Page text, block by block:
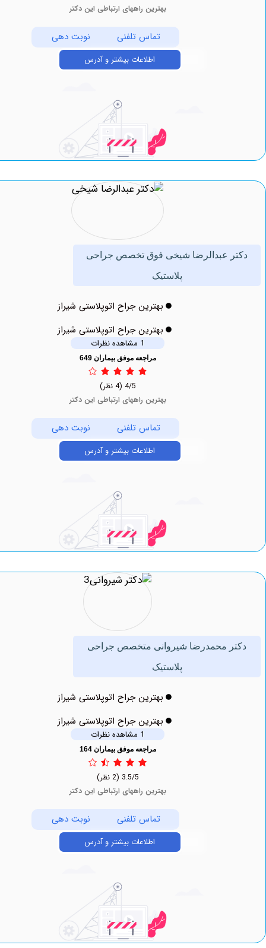
بهترین راههای ارتباطی این دکتر
تماس تلفنی نوبت دهی
اطلاعات بیشتر و آدرس
عبدالرضا شیخی فوق تخصص جراحی
بهترین جراح اتوپلاستی شیراز
بهترین جراح اتوپلاستی شیراز
مراجعه موفق بیماران 649
بهترین راههای ارتباطی این دکتر
تماس تلفنی نوبت دهی
اطلاعات بیشتر و آدرس
محمدرضا شیروانی متخصص جراحی
بهترین جراح اتوپلاستی شیراز
بهترین جراح اتوپلاستی شیراز
مراجعه موفق بیماران 164
بهترین راههای ارتباطی این دکتر
تماس تلفنی نوبت دهی
اطلاعات بیشتر و آدرس